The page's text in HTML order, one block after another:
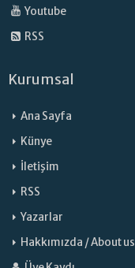
Youtube
RSS
Kurumsal
Ana Sayfa
Künye
İletişim
RSS
Yazarlar
Hakkımızda / About us